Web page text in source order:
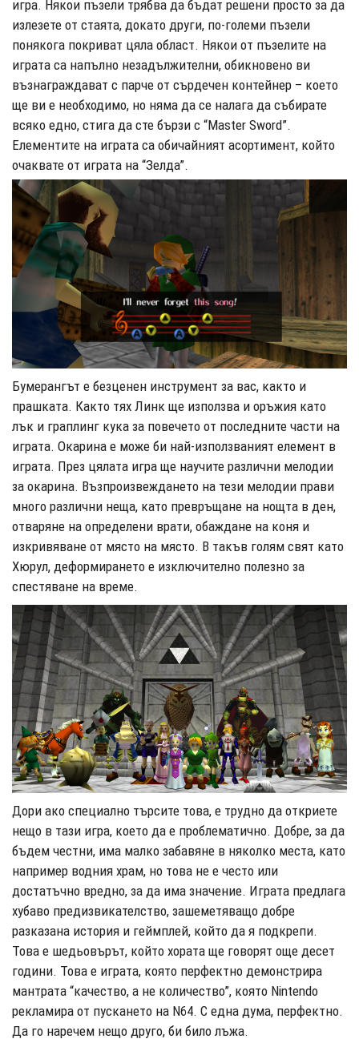
игра. Някои пъзели трябва да бъдат решени просто за да
излезете от стаята, докато други, по-големи пъзели
понякога покриват цяла област. Някои от пъзелите на
играта са напълно незадължителни, обикновено ви
възнаграждават с парче от сърдечен контейнер – което
ще ви е необходимо, но няма да се налага да събирате
всяко едно, стига да сте бързи с “Master Sword”.
Елементите на играта са обичайният асортимент, който
очаквате от играта на “Зелда”.
Бумерангът е безценен инструмент за вас, както и
прашката. Както тях Линк ще използва и оръжия като
лък и граплинг кука за повечето от последните части на
играта. Окарина е може би най-използваният елемент в
играта. През цялата игра ще научите различни мелодии
за окарина. Възпроизвеждането на тези мелодии прави
много различни неща, като превръщане на нощта в ден,
отваряне на определени врати, обаждане на коня и
изкривяване от място на място. В такъв голям свят като
Хюрул, деформирането е изключително полезно за
спестяване на време.
Дори ако специално търсите това, е трудно да откриете
нещо в тази игра, което да е проблематично. Добре, за да
бъдем честни, има малко забавяне в няколко места, като
например водния храм, но това не е често или
достатъчно вредно, за да има значение. Играта предлага
хубаво предизвикателство, зашеметяващо добре
разказана история и геймплей, който да я подкрепи.
Това е шедьовърът, който хората ще говорят още десет
години. Това е играта, която перфектно демонстрира
мантрата “качество, а не количество”, която Nintendo
рекламира от пускането на N64. С една дума, перфектно.
Да го наречем нещо друго, би било лъжа.